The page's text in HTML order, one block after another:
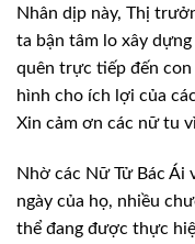
Nhân dịp này, Thị
ta bận tâm lo xây
quên trực tiếp đến
hình cho ích lợi của
Xin cảm ơn các nữ tu
Nhờ các Nữ Tử Bác Ái
ngày của họ, nhiều
thể đang được thực